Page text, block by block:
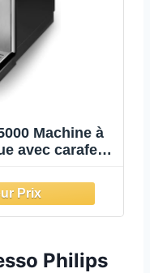
Machine à
avec carafe à
Philips